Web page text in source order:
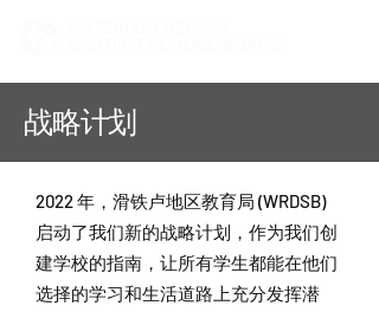
战略计划
2022 年，滑铁卢地区教育局 (WRDSB)
启动了我们新的战略计划，作为我们创
建学校的指南，让所有学生都能在他们
选择的学习和生活道路上充分发挥潜